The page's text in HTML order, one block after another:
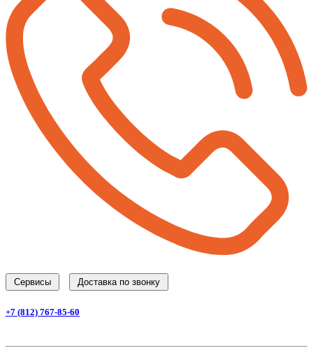
Cервисы Доставка по звонку
+7 (812) 767-85-60